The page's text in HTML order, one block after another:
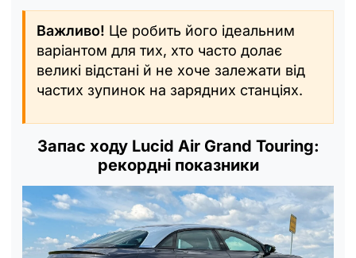
Важливо! Це робить його ідеальним
варіантом для тих, хто часто долає
великі відстані й не хоче залежати від
частих зупинок на зарядних станціях.
Запас ходу Lucid Air Grand Touring:
рекордні показники